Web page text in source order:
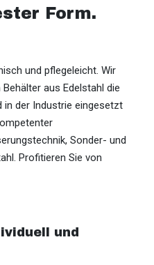
Form.
und pflegeleicht. Wir
aus Edelstahl die
in der Industrie eingesetzt
Sonder- und
Profitieren Sie von
und